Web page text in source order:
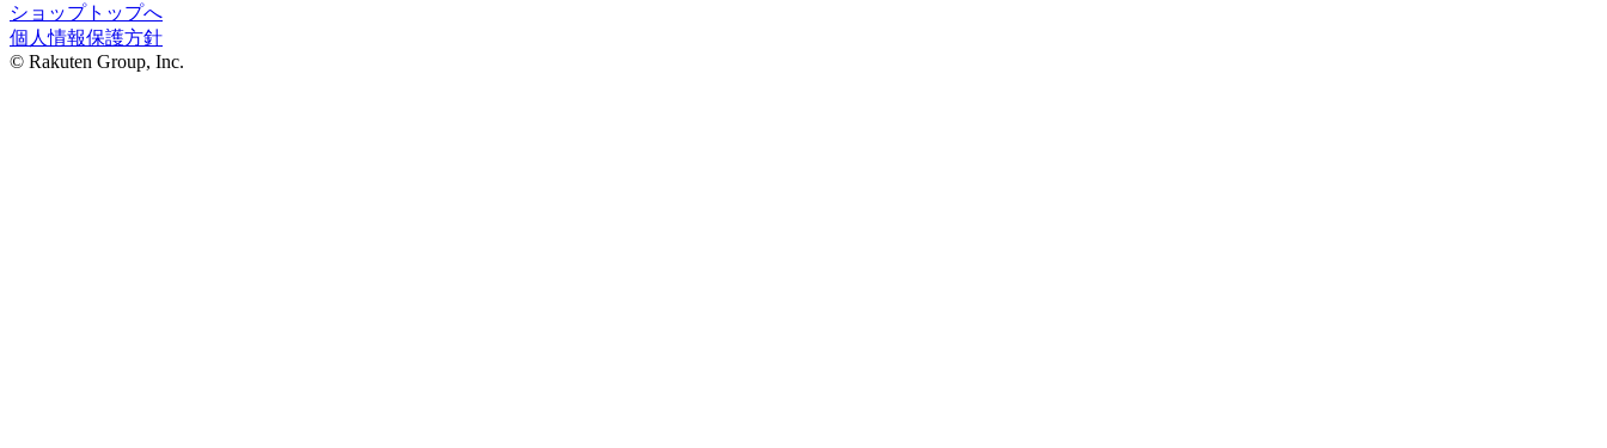
ショップトップへ
個人情報保護方針
© Rakuten Group, Inc.